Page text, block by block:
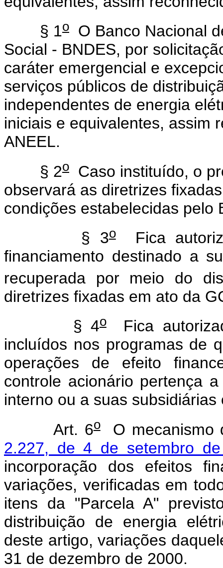
§ 1o O Banco Nacional
Social - BNDES, por
caráter emergencial e
serviços públicos de
independentes de energia
iniciais e equivalentes, assim
ANEEL.
§ 2o Caso instituído, o
observará as diretrizes
condições estabelecidas pelo
§ 3oFica
financiamento destinado a
recuperada por meio do
diretrizes fixadas em ato da
§ 4oFica
incluídos nos programas de
operações de efeito
controle acionário pertença
interno ou a suas subsidiárias
Art. 6oO mecanismo
2.227, de 4 de setembro
incorporação dos efeitos
variações, verificadas em
itens da "Parcela A"
distribuição de energia
deste artigo, variações
31 de dezembro de 2000.